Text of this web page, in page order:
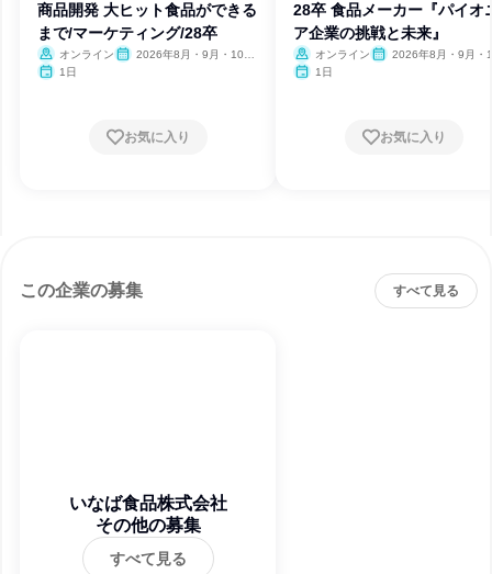
商品開発 大ヒット食品ができる
まで/マーケティング/28卒
オンライン
2026年8月・9月・10
1日
お気に入り
28卒 食品メーカー『パイオ
ア企業の挑戦と未来』
オンライン
2026年8月・9月・
1日
お気に入り
この企業の募集 すべて見る
いなば食品株式会社
その他の募集
すべて見る